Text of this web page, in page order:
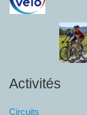
Activités
Circuits